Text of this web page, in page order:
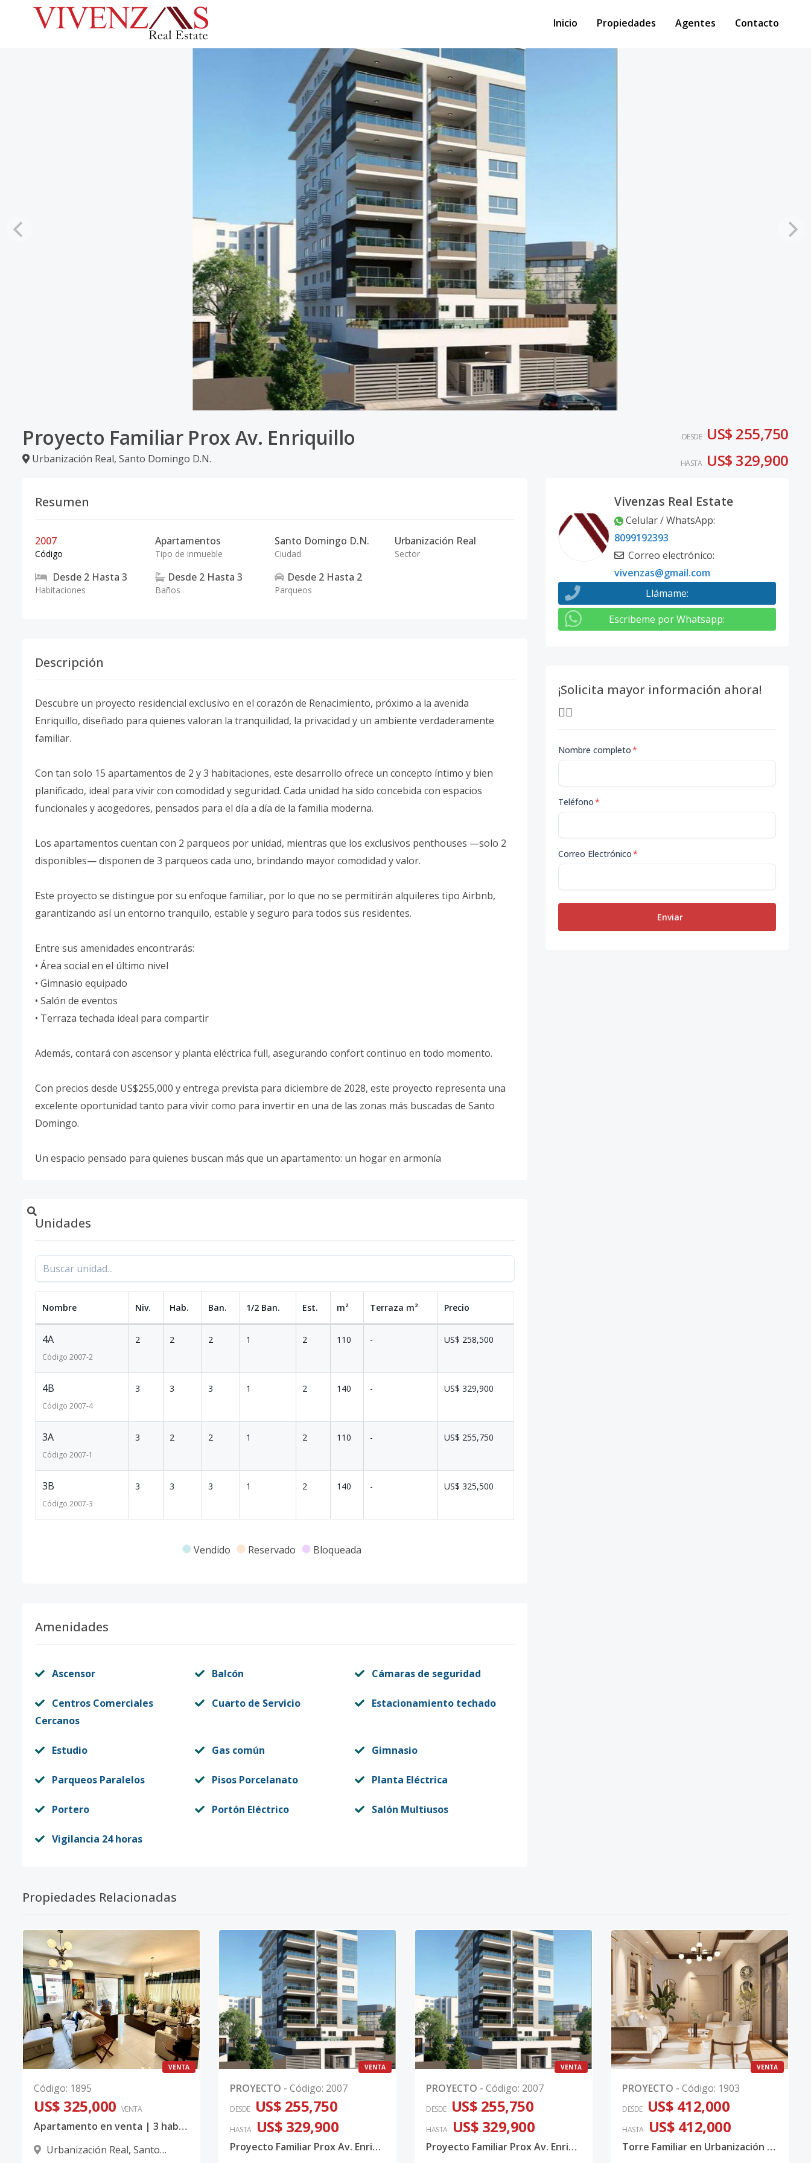
Inicio Propiedades Agentes Contacto
Proyecto Familiar Prox Av. Enriquillo
Urbanización Real, Santo Domingo D.N.
DESDE US$ 255,750
HASTA US$ 329,900
Resumen
2007
Código
Apartamentos
Tipo de inmueble
Santo Domingo D.N.
Ciudad
Urbanización Real
Sector
Desde 2 Hasta 3
Habitaciones
Desde 2 Hasta 3
Baños
Desde 2 Hasta 2
Parqueos
Descripción
Descubre un proyecto residencial exclusivo en el corazón de Renacimiento, próximo a la avenida
Enriquillo, diseñado para quienes valoran la tranquilidad, la privacidad y un ambiente verdaderamente
familiar.
Con tan solo 15 apartamentos de 2 y 3 habitaciones, este desarrollo ofrece un concepto íntimo y bien
planificado, ideal para vivir con comodidad y seguridad. Cada unidad ha sido concebida con espacios
funcionales y acogedores, pensados para el día a día de la familia moderna.
Los apartamentos cuentan con 2 parqueos por unidad, mientras que los exclusivos penthouses —solo 2
disponibles— disponen de 3 parqueos cada uno, brindando mayor comodidad y valor.
Este proyecto se distingue por su enfoque familiar, por lo que no se permitirán alquileres tipo Airbnb,
garantizando así un entorno tranquilo, estable y seguro para todos sus residentes.
Entre sus amenidades encontrarás:
• Área social en el último nivel
• Gimnasio equipado
• Salón de eventos
• Terraza techada ideal para compartir
Además, contará con ascensor y planta eléctrica full, asegurando confort continuo en todo momento.
Con precios desde US$255,000 y entrega prevista para diciembre de 2028, este proyecto representa una
excelente oportunidad tanto para vivir como para invertir en una de las zonas más buscadas de Santo
Domingo.
Un espacio pensado para quienes buscan más que un apartamento: un hogar en armonía
Unidades
Nombre Niv. Hab. Ban. 1/2 Ban. Est. m² Terraza m² Precio
4A
Código 2007-2
2 2 2 1 2 110 - US$ 258,500
4B
Código 2007-4
3 3 3 1 2 140 - US$ 329,900
3A
Código 2007-1
3 2 2 1 2 110 - US$ 255,750
3B
Código 2007-3
3 3 3 1 2 140 - US$ 325,500
Vendido Reservado Bloqueada
Amenidades
Ascensor Balcón Cámaras de seguridad
Centros Comerciales
Cercanos
Cuarto de Servicio Estacionamiento techado
Estudio Gas común Gimnasio
Parqueos Paralelos Pisos Porcelanato Planta Eléctrica
Portero Portón Eléctrico Salón Multiusos
Vigilancia 24 horas
Vivenzas Real Estate
Celular / WhatsApp:
8099192393
Correo electrónico:
vivenzas@gmail.com
Llámame:
Escribeme por Whatsapp:
¡Solicita mayor información ahora!
👇🏽
Nombre completo*
Teléfono*
Correo Electrónico*
Enviar
Propiedades Relacionadas
VENTA
Código: 1895
US$ 325,000 VENTA
Apartamento en venta | 3 habitaciones, 3.5 Baño, Star, Gym | Urbanización Real
Urbanización Real, Santo
VENTA
PROYECTO - Código: 2007
DESDE US$ 255,750
HASTA US$ 329,900
Proyecto Familiar Prox Av. Enriquillo
VENTA
PROYECTO - Código: 2007
DESDE US$ 255,750
HASTA US$ 329,900
Proyecto Familiar Prox Av. Enriquillo
VENTA
PROYECTO - Código: 1903
DESDE US$ 412,000
HASTA US$ 412,000
Torre Familiar en Urbanización Real